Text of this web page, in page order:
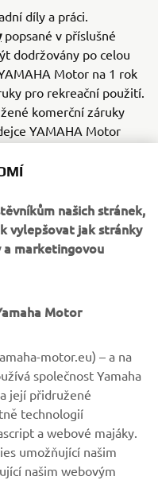
díly a práci.
popsané v příslušné
dodržovány po celou
Motor na 1 rok
pro rekreační použití.
komerční záruky
YAMAHA Motor
je nutné používat
výroby 2008
Europe N.V.,
účely, se vztahuje
pro komerční
záruku v délce
s omezením na
podléhá
v příslušném návodu
podmínky jsou
našich stránek,
vylepšovat jak stránky
marketingovou
Motor
motor.eu) – a na
společnost Yamaha
její přidružené
technologií
a webové majáky.
umožňující našim
našim webovým